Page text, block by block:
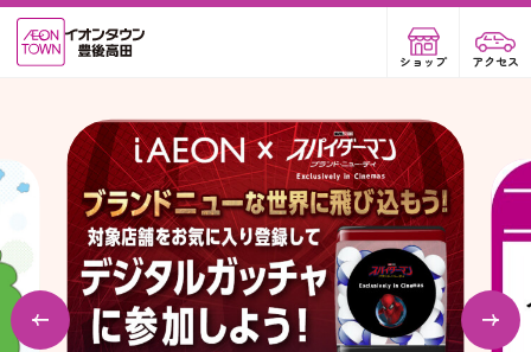
ショップ アクセス